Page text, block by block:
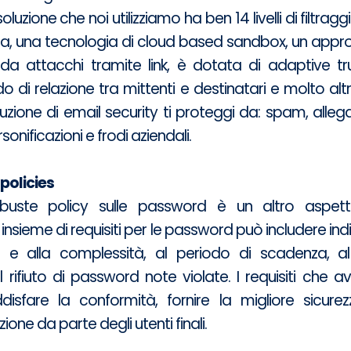
che noi utilizziamo ha ben 14 livelli di
una tecnologia di cloud based sandbox, un
attacchi tramite link, è dotata di adaptive
di relazione tra mittenti e destinatari e molto
di email security ti proteggi da: spam,
e frodi aziendali.
policy sulle password è un altro
di requisiti per le password può includere
e alla complessità, al periodo di scadenza, al
di password note violate. I requisiti che
la conformità, fornire la migliore
da parte degli utenti finali.